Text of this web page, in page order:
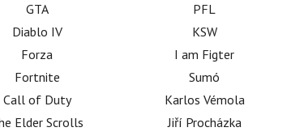
GTA
Diablo IV
Forza
Fortnite
Call of Duty
Elder Scrolls
PFL
KSW
I am Figter
Sumó
Karlos Vémola
Jiří Procházka